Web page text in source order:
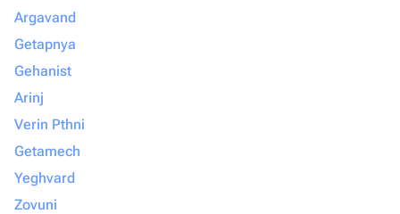
Argavand
Getapnya
Gehanist
Arinj
Verin Pthni
Getamech
Yeghvard
Zovuni